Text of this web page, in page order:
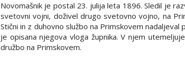
Novomašnik je postal 23. julija leta 1896. Sledil je
svetovni vojni, doživel drugo svetovno vojno, na
Stični in z duhovno službo na Primskovem
je opisana njegova vloga župnika. V njem
družbo na Primskovem.